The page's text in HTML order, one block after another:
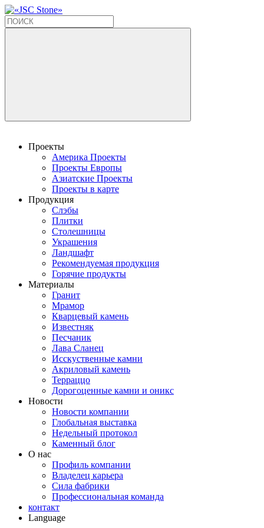
Проекты
Америка Проекты
Проекты Европы
Азиатские Проекты
Проекты в карте
Продукция
Слэбы
Плитки
Столешницы
Украшения
Ландшафт
Рекомендуемая продукция
Горячие продукты
Материалы
Гранит
Мрамор
Кварцевый камень
Известняк
Песчаник
Лава Сланец
Исскуственные камни
Акриловый камень
Терраццо
Дорогоценные камни и оникс
Новости
Новости компании
Глобальная выставка
Недельный протокол
Каменный блог
О нас
Профиль компании
Владелец карьера
Сила фабрики
Профессиональная команда
контакт
Language